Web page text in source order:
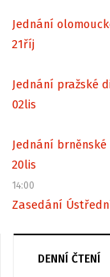
Jednání
21říj
Jednání pražské
02lis
Jednání
20lis
14:00
Zasedání
DENNÍ ČTENÍ